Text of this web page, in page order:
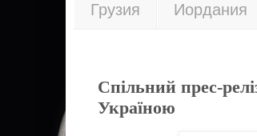
Грузия Иордания
Спільний прес-
Україною